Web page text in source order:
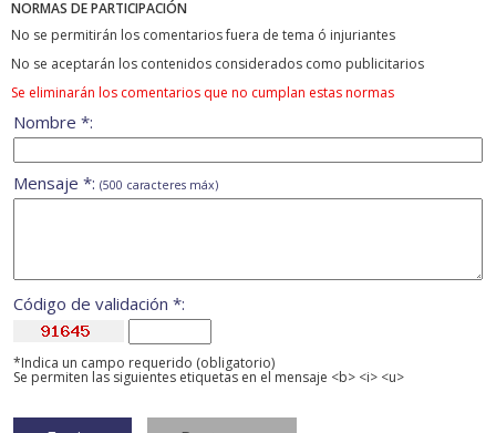
NORMAS DE PARTICIPACIÓN
No se permitirán los comentarios fuera de tema ó injuriantes
No se aceptarán los contenidos considerados como publicitarios
Se eliminarán los comentarios que no cumplan estas normas
Nombre *:
Mensaje *: (500 caracteres máx)
Código de validación *:
*Indica un campo requerido (obligatorio)
Se permiten las siguientes etiquetas en el mensaje <b> <i> <u>